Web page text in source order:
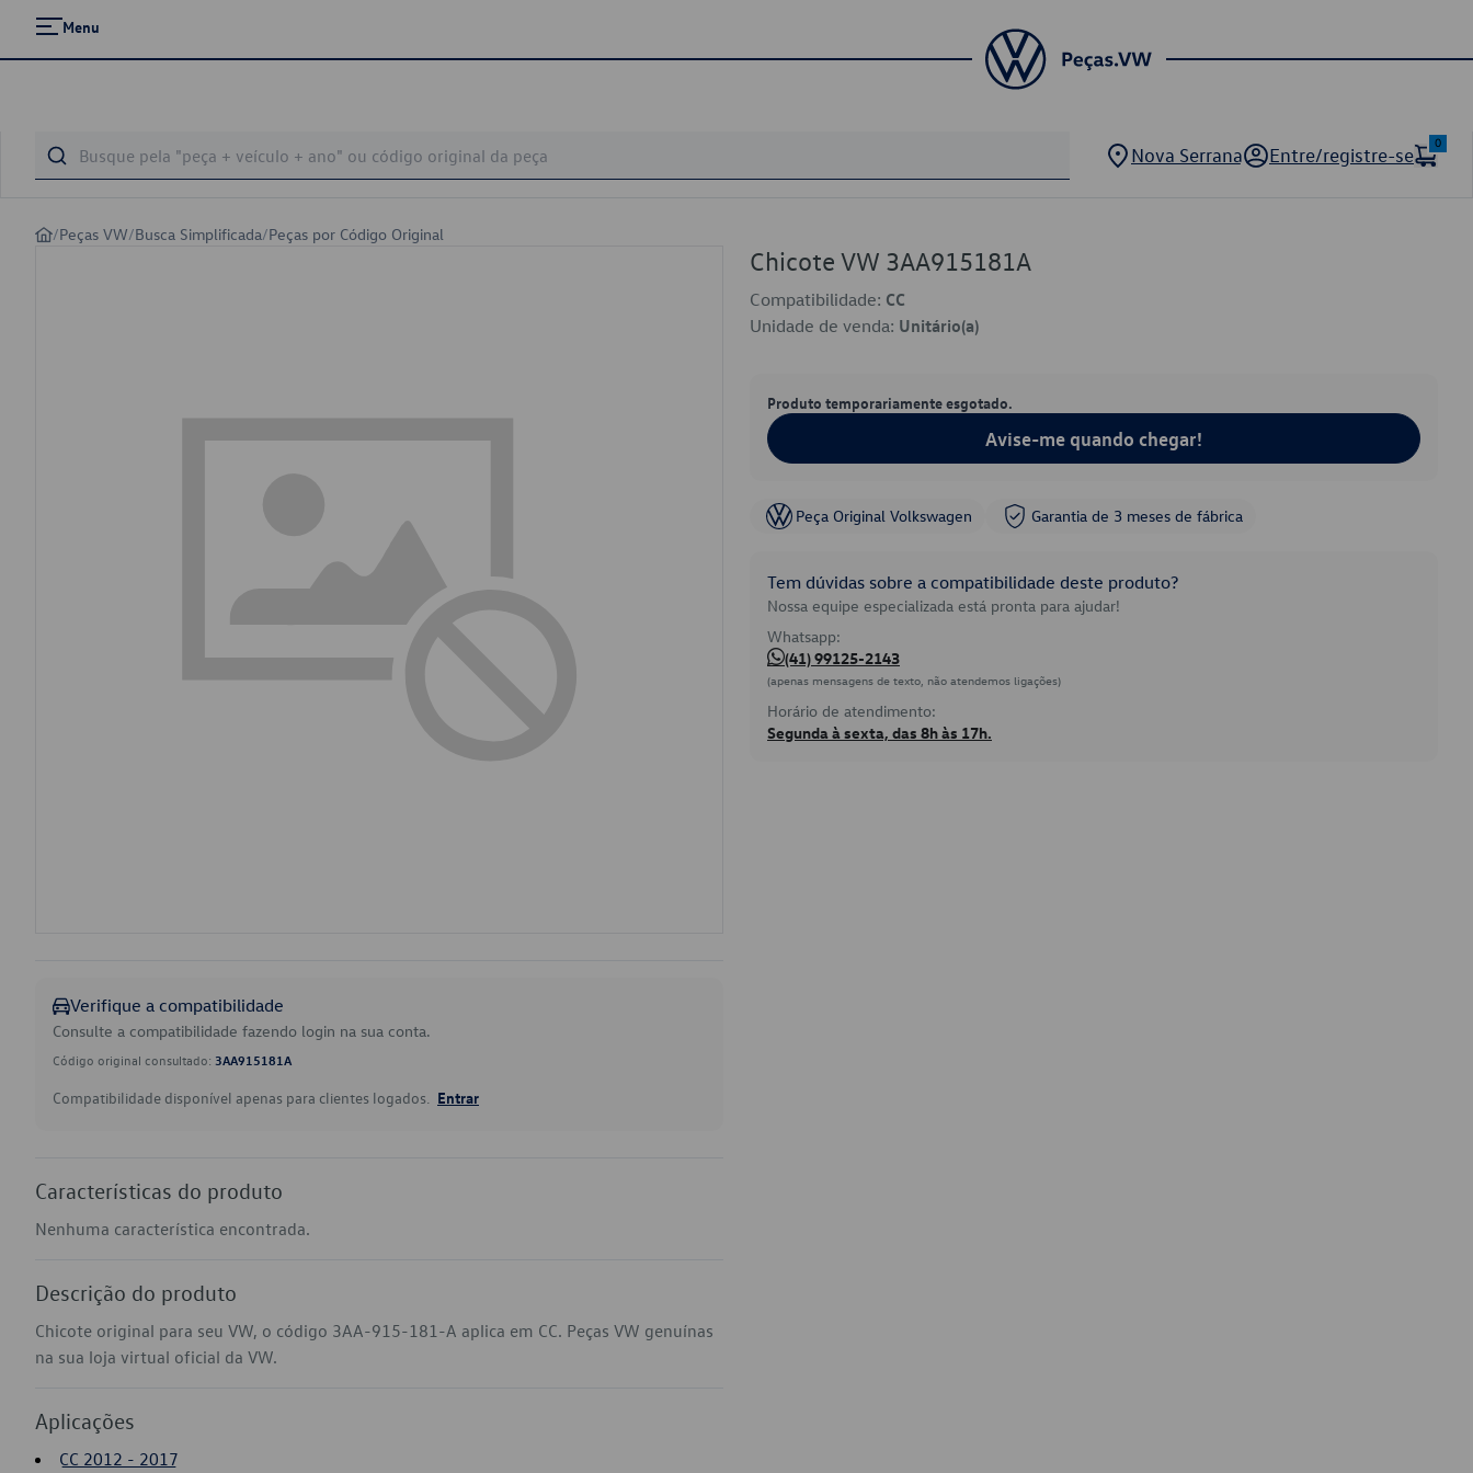
Menu
Nova Serrana Entre/registre-se
0
/Peças VW/Busca Simplificada/Peças por Código Original
Verifique a compatibilidade
Consulte a compatibilidade fazendo login na sua conta.
Código original consultado: 3AA915181A
Compatibilidade disponível apenas para clientes logados. Entrar
Características do produto
Nenhuma característica encontrada.
Descrição do produto
Chicote original para seu VW, o código 3AA-915-181-A aplica em CC. Peças VW genuínas
na sua loja virtual oficial da VW.
Aplicações
CC 2012 - 2017
Chicote VW 3AA915181A
Compatibilidade: CC
Unidade de venda: Unitário(a)
Produto temporariamente esgotado.
Avise-me quando chegar!
Peça Original Volkswagen Garantia de 3 meses de fábrica
Tem dúvidas sobre a compatibilidade deste produto?
Nossa equipe especializada está pronta para ajudar!
Whatsapp:
(41) 99125-2143
(apenas mensagens de texto, não atendemos ligações)
Horário de atendimento:
Segunda à sexta, das 8h às 17h.